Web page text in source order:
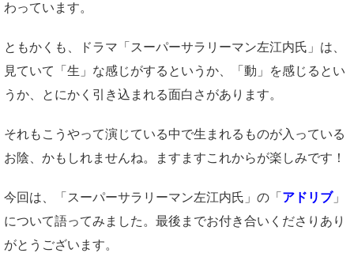
わっています。
ともかくも、ドラマ「スーパーサラリーマン左江内氏」は、
見ていて「生」な感じがするというか、「動」を感じるとい
うか、とにかく引き込まれる面白さがあります。
それもこうやって演じている中で生まれるものが入っている
お陰、かもしれませんね。ますますこれからが楽しみです！
今回は、「スーパーサラリーマン左江内氏」の「 アドリブ」
について語ってみました。最後までお付き合いくださりあり
がとうございます。